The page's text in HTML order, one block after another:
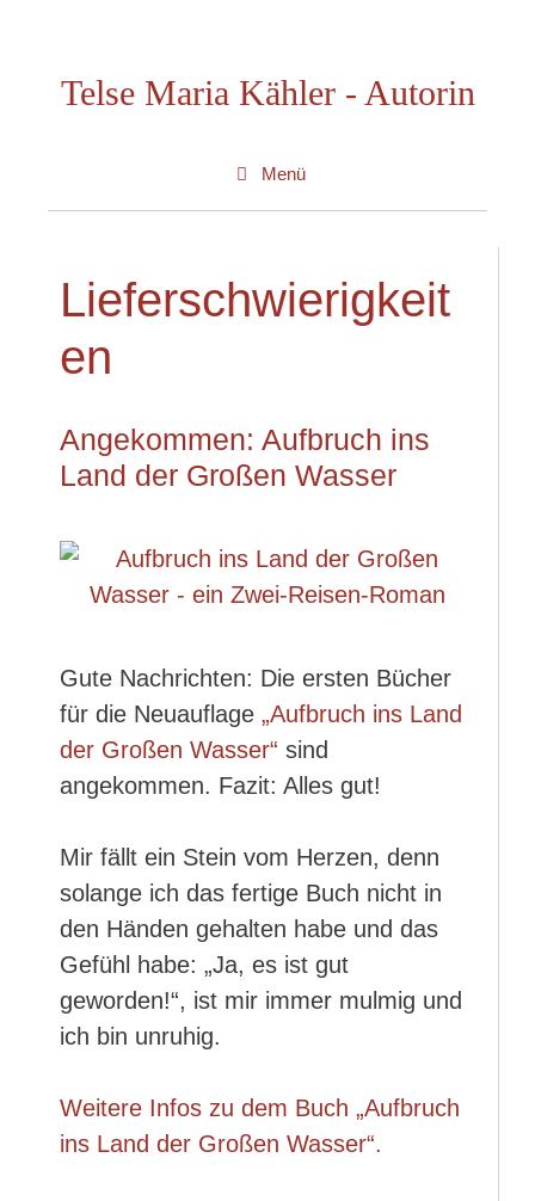
springenTelse Maria Kähler - Autorin
Menü
Lieferschwierigkeit
en
Angekommen: Aufbruch ins
Land der Großen Wasser
Gute Nachrichten: Die ersten Bücher
für die Neuauflage „Aufbruch ins Land
der Großen Wasser“ sind
angekommen. Fazit: Alles gut!
Mir fällt ein Stein vom Herzen, denn
solange ich das fertige Buch nicht in
den Händen gehalten habe und das
Gefühl habe: „Ja, es ist gut
geworden!“, ist mir immer mulmig und
ich bin unruhig.
Weitere Infos zu dem Buch „Aufbruch
ins Land der Großen Wasser“.